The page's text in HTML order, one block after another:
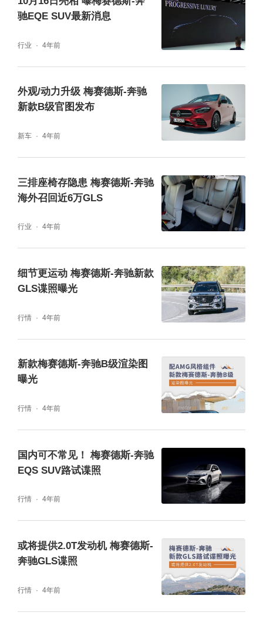
新车内部的MBUX智能人机交互系统设计焕
格，以及“导航”、“辅助”、“服务”3种模式，并
可联动氛围灯提供7种不同主题配色，绽放绚
烂华彩。此外，搭载越野技术组件的新款梅赛
德斯-奔驰GLS SUV新增车底护板并将离地间
驰EQE SUV最新消息
行业 4年前
外观/动力升级 梅赛德斯-奔驰
新款B级官图发布
新车 4年前
三排座椅存隐患 梅赛德斯-奔驰
海外召回近6万GLS
行业 4年前
细节更运动 梅赛德斯-奔驰新款
GLS谍照曝光
行情 4年前
新款梅赛德斯-奔驰B级渲染图
曝光
行情 4年前
国内可不常见！ 梅赛德斯-奔驰
EQS SUV路试谍照
行情 4年前
或将提供2.0T发动机 梅赛德斯-
奔驰GLS谍照
行情 4年前